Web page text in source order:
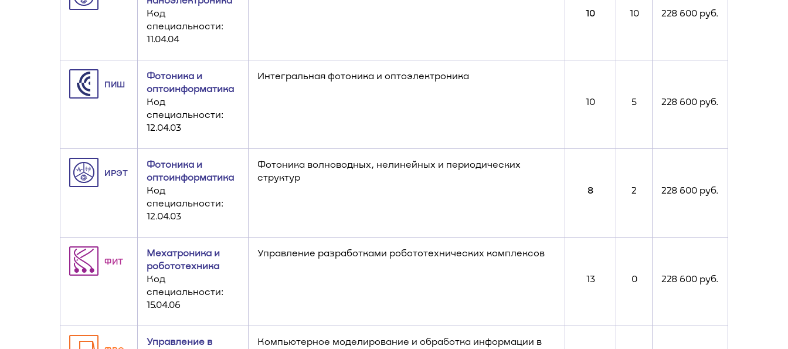
Код
специальности:
11.04.04
10 10 228 600 руб.
ПИШ
Фотоника и
оптоинформатика
Код
специальности:
12.04.03
Интегральная фотоника и оптоэлектроника
10 5 228 600 руб.
ИРЭТ
Фотоника и
оптоинформатика
Код
специальности:
12.04.03
Фотоника волноводных, нелинейных и периодических
структур
8
2 228 600 руб.
ФИТ
Мехатроника и
робототехника
Код
специальности:
15.04.06
Управление разработками робототехнических комплексов
13 0 228 600 руб.
Управление в
Компьютерное моделирование и обработка информации в